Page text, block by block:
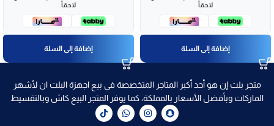
لاحقاً
إضافة إلى السلة
لاحقاً
إضافة إلى السلة
متجر بلت إن هو أحد أكبر المتاجر المتخصصة في بيع اجهزة البلت ان لأشهر
الماركات وبأفضل الأسعار بالمملكة، كما يوفر المتجر البيع كاش وبالتقسيط